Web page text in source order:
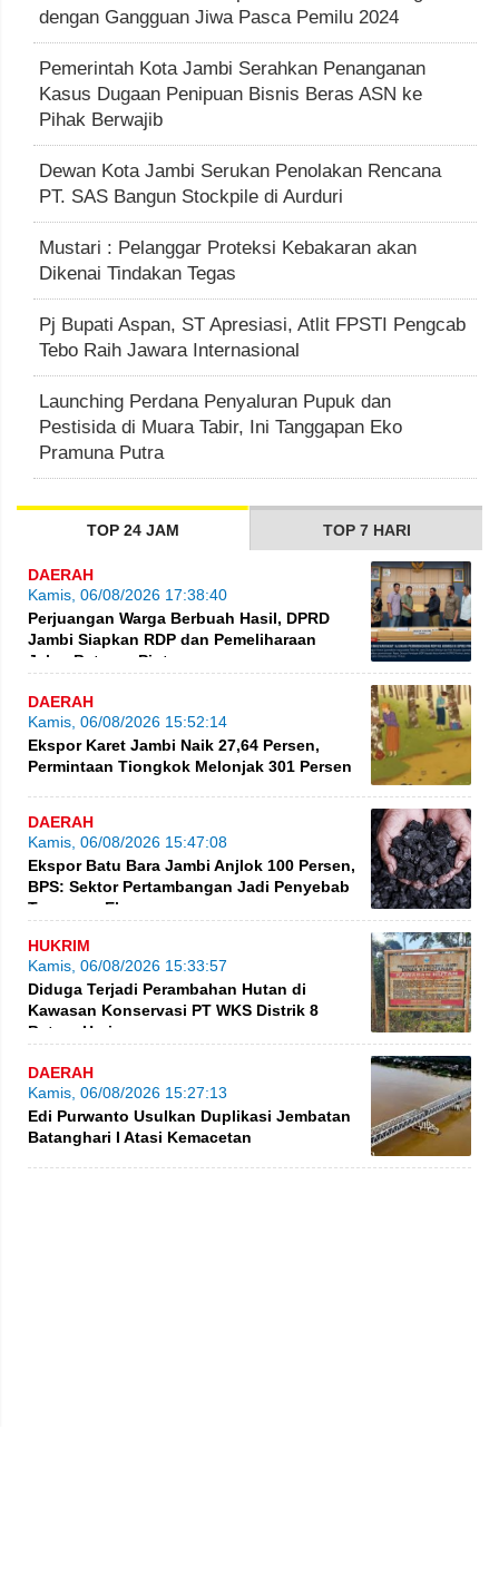
dengan Gangguan Jiwa Pasca Pemilu 2024
Pemerintah Kota Jambi Serahkan Penanganan
Kasus Dugaan Penipuan Bisnis Beras ASN ke
Pihak Berwajib
Dewan Kota Jambi Serukan Penolakan Rencana
PT. SAS Bangun Stockpile di Aurduri
Mustari : Pelanggar Proteksi Kebakaran akan
Dikenai Tindakan Tegas
Pj Bupati Aspan, ST Apresiasi, Atlit FPSTI Pengcab
Tebo Raih Jawara Internasional
Launching Perdana Penyaluran Pupuk dan
Pestisida di Muara Tabir, Ini Tanggapan Eko
Pramuna Putra
TOP 24 JAM TOP 7 HARI
DAERAH
Kamis, 06/08/2026 17:38:40
Perjuangan Warga Berbuah Hasil, DPRD
Jambi Siapkan RDP dan Pemeliharaan
Jalan Betung–Pintas
DAERAH
Kamis, 06/08/2026 15:52:14
Ekspor Karet Jambi Naik 27,64 Persen,
Permintaan Tiongkok Melonjak 301 Persen
DAERAH
Kamis, 06/08/2026 15:47:08
Ekspor Batu Bara Jambi Anjlok 100 Persen,
BPS: Sektor Pertambangan Jadi Penyebab
Turunnya Ekspor
HUKRIM
Kamis, 06/08/2026 15:33:57
Diduga Terjadi Perambahan Hutan di
Kawasan Konservasi PT WKS Distrik 8
BatangHari
DAERAH
Kamis, 06/08/2026 15:27:13
Edi Purwanto Usulkan Duplikasi Jembatan
Batanghari I Atasi Kemacetan